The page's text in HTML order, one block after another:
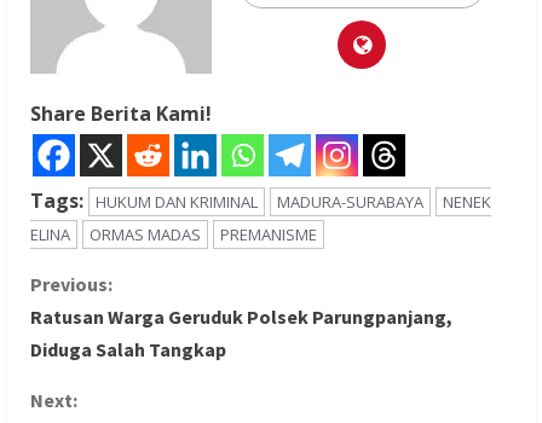
Share Berita Kami!
Tags: HUKUM DAN KRIMINAL MADURA-SURABAYA
NENEK
ELINA
ORMAS MADAS PREMANISME
C
o
n
Previous:
Ratusan Warga Geruduk Polsek Parungpanjang,
Diduga Salah Tangkap
Next: